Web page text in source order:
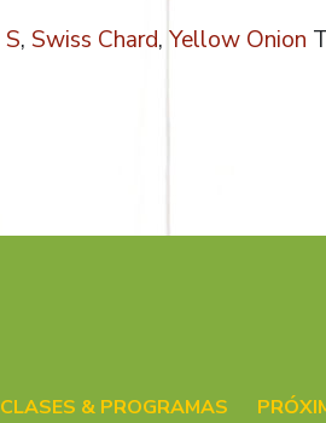
S, Swiss Chard, Yellow Onion
CLASES & PROGRAMAS